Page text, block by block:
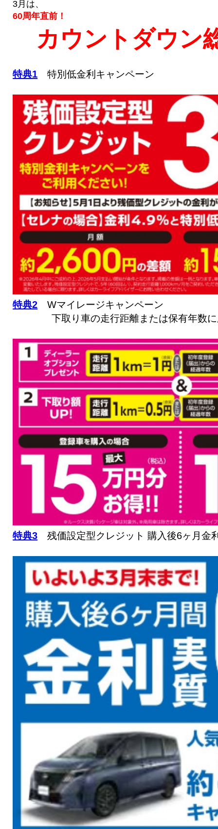
3月は、
60周年直前！
カウントダウン
特典1 特別低金利キャンペーン
特典2 Wマイレージキャンペーン
下取り車の走行距離または保有年数に
特典3 残価設定型クレジット 購入後6ヶ月金